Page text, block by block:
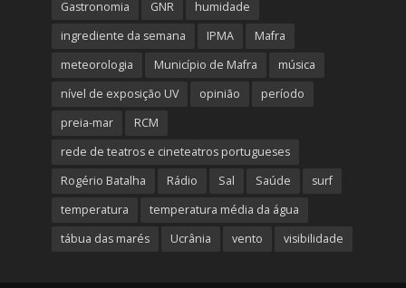
Gastronomia
GNR
humidade
ingrediente da semana
IPMA
Mafra
meteorologia
Município de Mafra
música
nível de exposição UV
opinião
período
preia-mar
RCM
rede de teatros e cineteatros portugueses
Rogério Batalha
Rádio Sal Saúde
surf
temperatura
temperatura média da água
tábua das marés
Ucrânia vento visibilidade